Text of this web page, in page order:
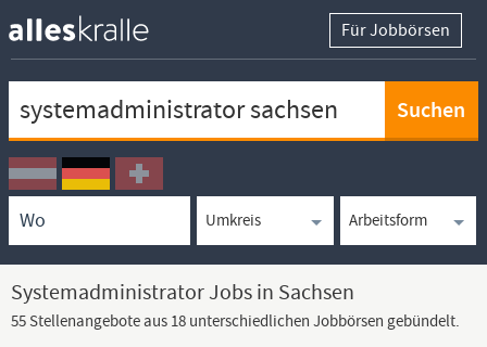
Für Jobbörsen
Ortssuche
Umkreissuche
Arbeitsform
Systemadministrator Jobs in Sachsen
55 Stellenangebote aus 18 unterschiedlichen Jobbörsen gebündelt.